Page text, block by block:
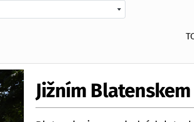
Jižním Blatenskem